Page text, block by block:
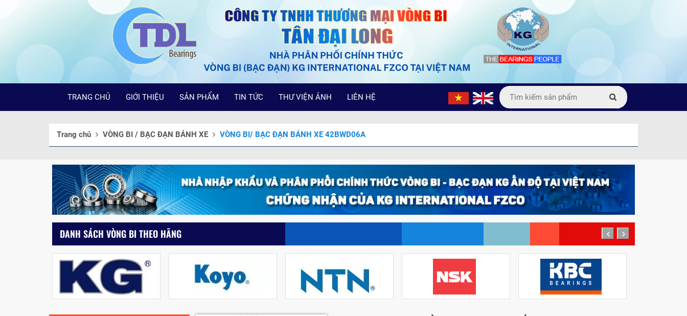
TRANG CHỦ GIỚI THIỆU SẢN PHẨM TIN TỨC THƯ VIỆN ẢNH LIÊN HỆ
Trang chủ VÒNG BI / BẠC ĐẠN BÁNH XE VÒNG BI/ BẠC ĐẠN BÁNH XE 42BWD06A
DANH SÁCH VÒNG BI THEO HÃNG prev next